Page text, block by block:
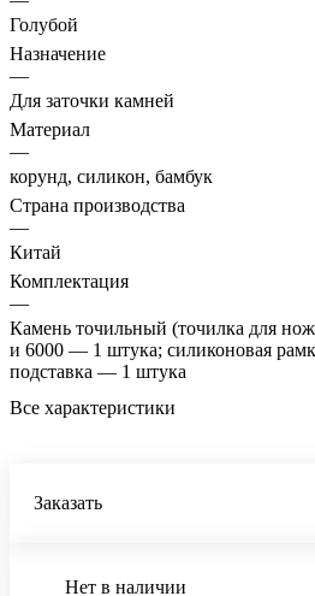
Голубой
Назначение
—
Для заточки камней
Материал
—
корунд, силикон, бамбук
Страна производства
—
Китай
Комплектация
—
Камень точильный (точилка для
и 6000 — 1 штука; силиконовая
подставка — 1 штука
Все характеристики
Заказать
Нет в наличии